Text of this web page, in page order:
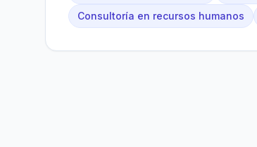
Consultoría en recursos humanos